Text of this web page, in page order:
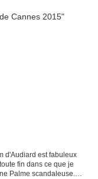
d'Audiard est fabuleux
fin dans ce que je
Palme scandaleuse.